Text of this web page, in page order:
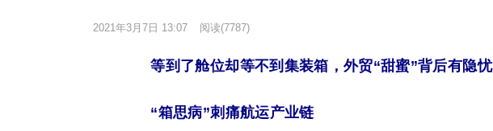
2021年3月7日 13:07 阅读(7787)
等到了舱位却等不到集装箱，外贸“甜蜜”背后有隐忧
“箱思病”刺痛航运产业链